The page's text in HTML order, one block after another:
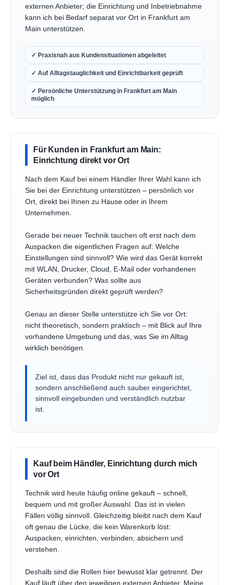
externen Anbieter; die Einrichtung und Inbetriebnahme
kann ich bei Bedarf separat vor Ort in Frankfurt am
Main unterstützen.
✓ Praxisnah aus Kundensituationen abgeleitet
✓ Auf Alltagstauglichkeit und Einrichtbarkeit geprüft
✓ Persönliche Unterstützung in Frankfurt am Main
möglich
Für Kunden in Frankfurt am Main:
Einrichtung direkt vor Ort
Nach dem Kauf bei einem Händler Ihrer Wahl kann ich
Sie bei der Einrichtung unterstützen – persönlich vor
Ort, direkt bei Ihnen zu Hause oder in Ihrem
Unternehmen.
Gerade bei neuer Technik tauchen oft erst nach dem
Auspacken die eigentlichen Fragen auf: Welche
Einstellungen sind sinnvoll? Wie wird das Gerät korrekt
mit WLAN, Drucker, Cloud, E-Mail oder vorhandenen
Geräten verbunden? Was sollte aus
Sicherheitsgründen direkt geprüft werden?
Genau an dieser Stelle unterstütze ich Sie vor Ort:
nicht theoretisch, sondern praktisch – mit Blick auf Ihre
vorhandene Umgebung und das, was Sie im Alltag
wirklich benötigen.
Ziel ist, dass das Produkt nicht nur gekauft ist,
sondern anschließend auch sauber eingerichtet,
sinnvoll eingebunden und verständlich nutzbar
ist.
Kauf beim Händler, Einrichtung durch mich
vor Ort
Technik wird heute häufig online gekauft – schnell,
bequem und mit großer Auswahl. Das ist in vielen
Fällen völlig sinnvoll. Gleichzeitig bleibt nach dem Kauf
oft genau die Lücke, die kein Warenkorb löst:
Auspacken, einrichten, verbinden, absichern und
verstehen.
Deshalb sind die Rollen hier bewusst klar getrennt. Der
Kauf läuft über den jeweiligen externen Anbieter. Meine